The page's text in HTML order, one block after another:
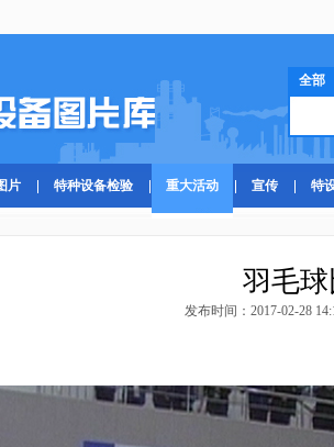
全部
片 特种设备检验 重大活动 宣传 特
羽毛
发布时间：2017-02-28